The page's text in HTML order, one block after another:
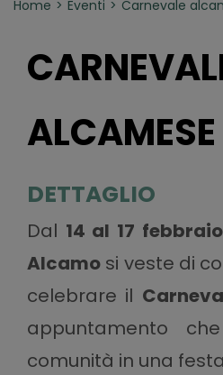
Home Eventi Carnevale
DETTAGLIO
Dal 14 al 17
Alcamosi veste di
celebrare il
appuntamento
comunità in una